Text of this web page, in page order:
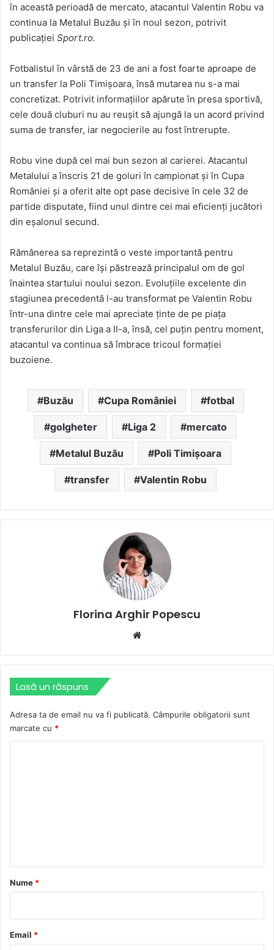
în această perioadă de mercato, atacantul Valentin Robu va
continua la Metalul Buzău și în noul sezon, potrivit
publicației Sport.ro.
Fotbalistul în vârstă de 23 de ani a fost foarte aproape de
un transfer la Poli Timișoara, însă mutarea nu s-a mai
concretizat. Potrivit informațiilor apărute în presa sportivă,
cele două cluburi nu au reușit să ajungă la un acord privind
suma de transfer, iar negocierile au fost întrerupte.
Robu vine după cel mai bun sezon al carierei. Atacantul
Metalului a înscris 21 de goluri în campionat și în Cupa
României și a oferit alte opt pase decisive în cele 32 de
partide disputate, fiind unul dintre cei mai eficienți jucători
din eșalonul secund.
Rămânerea sa reprezintă o veste importantă pentru
Metalul Buzău, care își păstrează principalul om de gol
înaintea startului noului sezon. Evoluțiile excelente din
stagiunea precedentă l-au transformat pe Valentin Robu
într-una dintre cele mai apreciate ținte de pe piața
transferurilor din Liga a II-a, însă, cel puțin pentru moment,
atacantul va continua să îmbrace tricoul formației
buzoiene.
Buzău Cupa României fotbal
golgheter Liga 2 mercato
Metalul Buzău Poli Timișoara
transfer Valentin Robu
Florina Arghir Popescu
Lasă un răspuns
Adresa ta de email nu va fi publicată. Câmpurile obligatorii sunt
marcate cu *
r
*
Nume *
Email *